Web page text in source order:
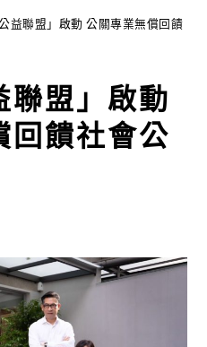
公益聯盟」啟動 公關專業無償回饋
聯盟」啟動
回饋社會公